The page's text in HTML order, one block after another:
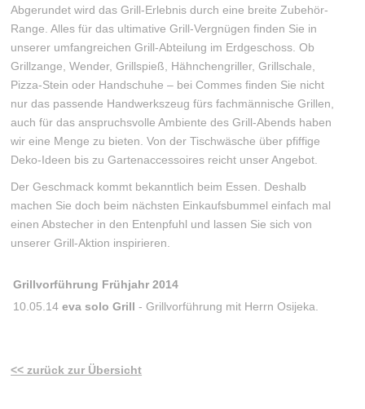
Abgerundet wird das Grill-Erlebnis durch eine breite Zubehör-
Range. Alles für das ultimative Grill-Vergnügen finden Sie in
unserer umfangreichen Grill-Abteilung im Erdgeschoss. Ob
Grillzange, Wender, Grillspieß, Hähnchengriller, Grillschale,
Pizza-Stein oder Handschuhe – bei Commes finden Sie nicht
nur das passende Handwerkszeug fürs fachmännische Grillen,
auch für das anspruchsvolle Ambiente des Grill-Abends haben
wir eine Menge zu bieten. Von der Tischwäsche über pfiffige
Deko-Ideen bis zu Gartenaccessoires reicht unser Angebot.
Der Geschmack kommt bekanntlich beim Essen. Deshalb
machen Sie doch beim nächsten Einkaufsbummel einfach mal
einen Abstecher in den Entenpfuhl und lassen Sie sich von
unserer Grill-Aktion inspirieren.
Grillvorführung Frühjahr 2014
10.05.14 eva solo Grill - Grillvorführung mit Herrn Osijeka.
<< zurück zur Übersicht